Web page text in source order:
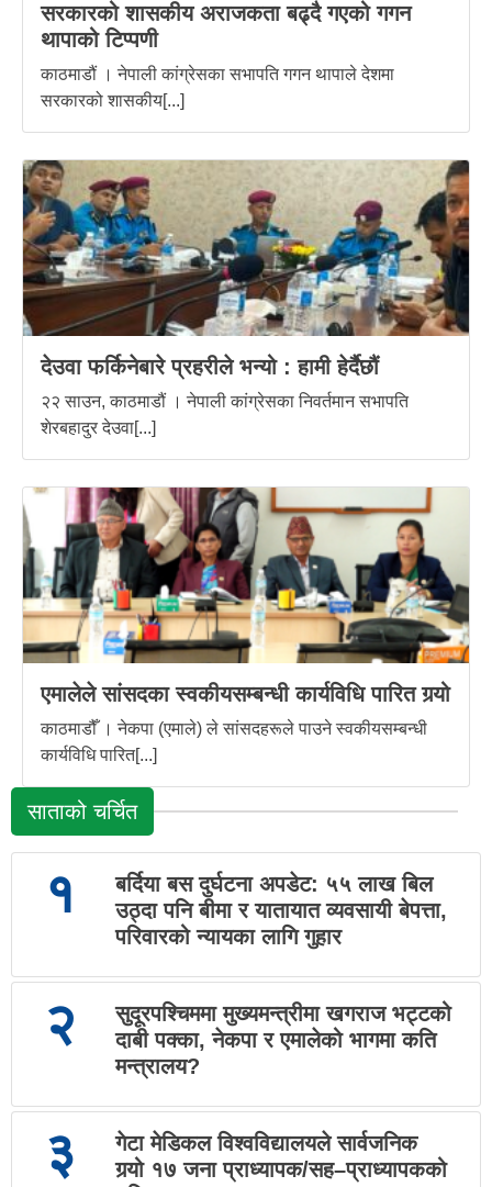
सरकारको शासकीय अराजकता बढ्दै गएको गगन
थापाको टिप्पणी
काठमाडौं । नेपाली कांग्रेसका सभापति गगन थापाले देशमा
सरकारको शासकीय[...]
देउवा फर्किनेबारे प्रहरीले भन्यो : हामी हेर्दैछौं
२२ साउन, काठमाडौं । नेपाली कांग्रेसका निवर्तमान सभापति
शेरबहादुर देउवा[...]
एमालेले सांसदका स्वकीयसम्बन्धी कार्यविधि पारित गर्‍यो
काठमाडौँ । नेकपा (एमाले) ले सांसदहरूले पाउने स्वकीयसम्बन्धी
कार्यविधि पारित[...]
साताको चर्चित
१
बर्दिया बस दुर्घटना अपडेट: ५५ लाख बिल
उठ्दा पनि बीमा र यातायात व्यवसायी बेपत्ता,
परिवारको न्यायका लागि गुहार
२
सुदूरपश्चिममा मुख्यमन्त्रीमा खगराज भट्टको
दाबी पक्का, नेकपा र एमालेको भागमा कति
मन्त्रालय?
३
गेटा मेडिकल विश्वविद्यालयले सार्वजनिक
गर्‍यो १७ जना प्राध्यापक/सह–प्राध्यापकको